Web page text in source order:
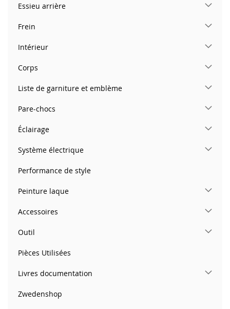
Essieu arrière
Frein
Intérieur
Corps
Liste de garniture et emblème
Pare-chocs
Éclairage
Système électrique
Performance de style
Peinture laque
Accessoires
Outil
Pièces Utilisées
Livres documentation
Zwedenshop